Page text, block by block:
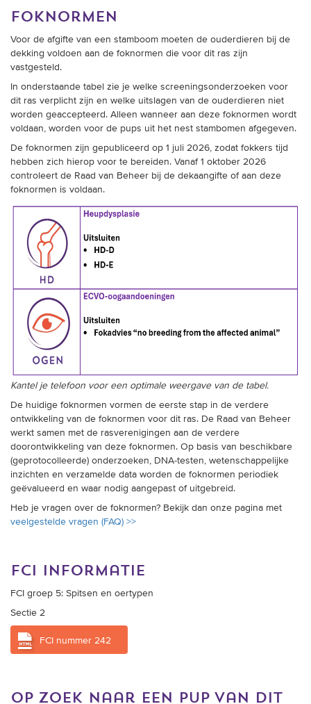
foknormen
Voor de afgifte van een stamboom moeten de ouderdieren bij de
dekking voldoen aan de foknormen die voor dit ras zijn
vastgesteld.
In onderstaande tabel zie je welke screeningsonderzoeken voor
dit ras verplicht zijn en welke uitslagen van de ouderdieren niet
worden geaccepteerd. Alleen wanneer aan deze foknormen wordt
voldaan, worden voor de pups uit het nest stambomen afgegeven.
De foknormen zijn gepubliceerd op 1 juli 2026, zodat fokkers tijd
hebben zich hierop voor te bereiden. Vanaf 1 oktober 2026
controleert de Raad van Beheer bij de dekaangifte of aan deze
foknormen is voldaan.
Kantel je telefoon voor een optimale weergave van de tabel.
De huidige foknormen vormen de eerste stap in de verdere
ontwikkeling van de foknormen voor dit ras. De Raad van Beheer
werkt samen met de rasverenigingen aan de verdere
doorontwikkeling van deze foknormen. Op basis van beschikbare
(geprotocolleerde) onderzoeken, DNA-testen, wetenschappelijke
inzichten en verzamelde data worden de foknormen periodiek
geëvalueerd en waar nodig aangepast of uitgebreid.
Heb je vragen over de foknormen? Bekijk dan onze pagina met
veelgestelde vragen (FAQ) >>
fci informatie
FCI groep 5: Spitsen en oertypen
Sectie 2
FCI nummer 242
op zoek naar een pup van dit